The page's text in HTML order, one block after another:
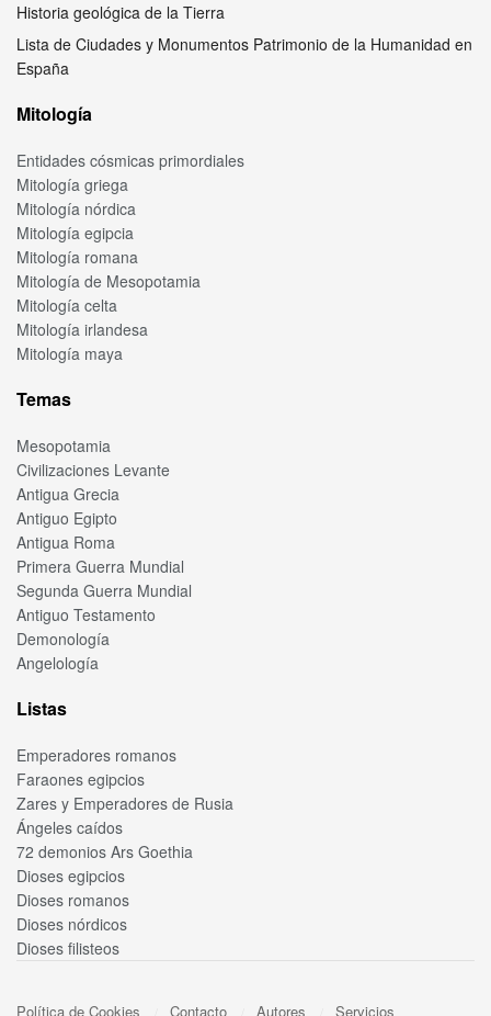
Historia geológica de la Tierra
Lista de Ciudades y Monumentos Patrimonio de la Humanidad en
España
Mitología
Entidades cósmicas primordiales
Mitología griega
Mitología nórdica
Mitología egipcia
Mitología romana
Mitología de Mesopotamia
Mitología celta
Mitología irlandesa
Mitología maya
Temas
Mesopotamia
Civilizaciones Levante
Antigua Grecia
Antiguo Egipto
Antigua Roma
Primera Guerra Mundial
Segunda Guerra Mundial
Antiguo Testamento
Demonología
Angelología
Listas
Emperadores romanos
Faraones egipcios
Zares y Emperadores de Rusia
Ángeles caídos
72 demonios Ars Goethia
Dioses egipcios
Dioses romanos
Dioses nórdicos
Dioses filisteos
Política de Cookies Contacto Autores Servicios